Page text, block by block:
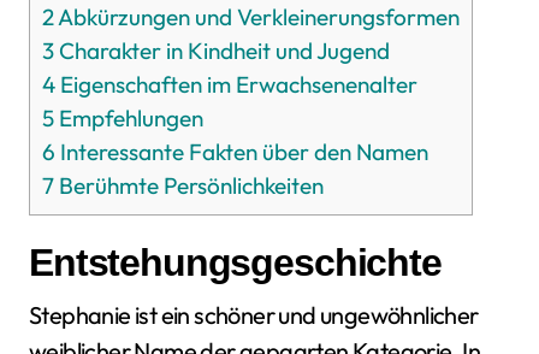
2Abkürzungen und Verkleinerungsformen
3 Charakter in Kindheit und Jugend
4 Eigenschaften im Erwachsenenalter
5 Empfehlungen
6 Interessante Fakten über den Namen
7 Berühmte Persönlichkeiten
Entstehungsgeschichte
Stephanie ist ein schöner und ungewöhnlicher